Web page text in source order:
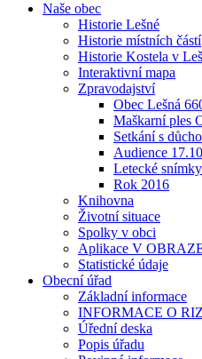
Naše obec
Historie Lešné
Historie místních částí
Historie Kostela v
Interaktivní mapa
Zpravodajství
Obec Lešná
Maškarní ples
Setkání s
Audience
Letecké
Rok 2016
Knihovna
Životní situace
Spolky v obci
Aplikace V
Statistické údaje
Obecní úřad
Základní informace
INFORMACE O
Úřední deska
Popis úřadu